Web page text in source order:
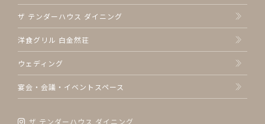
ザ テンダーハウス ダイニング
洋食グリル 白金然荘
ウェディング
宴会・会議・イベントスペース
ザ テンダーハウス ダイニング